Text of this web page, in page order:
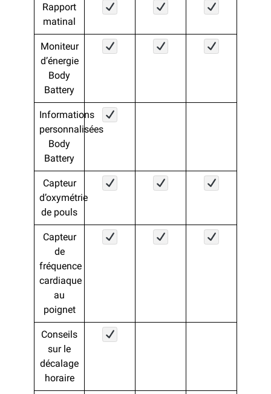
Rapport
matinal
Moniteur
d’énergie
Body
Battery
Informations
personnalisées
Body
Battery
Capteur
d’oxymétrie
de pouls
Capteur
de
fréquence
cardiaque
au
poignet
Conseils
sur le
décalage
horaire